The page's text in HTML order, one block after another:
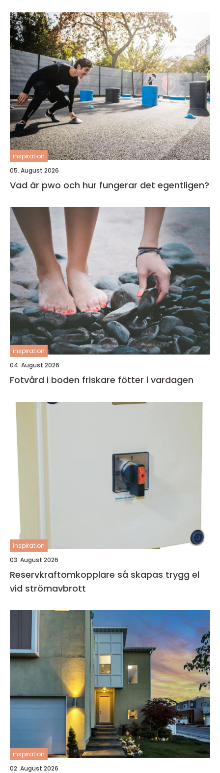
inspiration
05. August 2026
Vad är pwo och hur fungerar det egentligen?
inspiration
04. August 2026
Fotvård i boden friskare fötter i vardagen
inspiration
03. August 2026
Reservkraftomkopplare så skapas trygg el
vid strömavbrott
inspiration
02. August 2026